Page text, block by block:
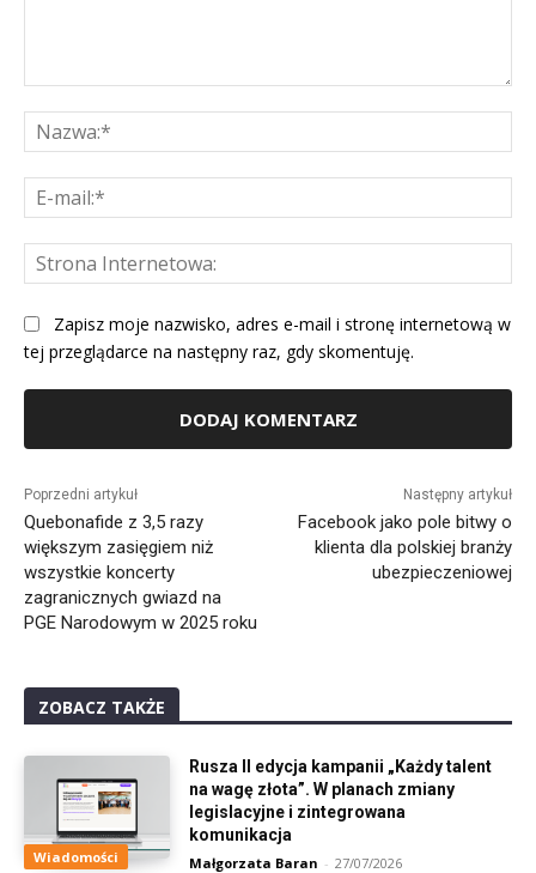
Zapisz moje nazwisko, adres e-mail i stronę internetową w
tej przeglądarce na następny raz, gdy skomentuję.
Poprzedni artykuł
Quebonafide z 3,5 razy
większym zasięgiem niż
wszystkie koncerty
zagranicznych gwiazd na
PGE Narodowym w 2025 roku
Następny artykuł
Facebook jako pole bitwy o
klienta dla polskiej branży
ubezpieczeniowej
ZOBACZ TAKŻE
Wiadomości
Rusza II edycja kampanii „Każdy talent
na wagę złota”. W planach zmiany
legislacyjne i zintegrowana
komunikacja
Małgorzata Baran - 27/07/2026